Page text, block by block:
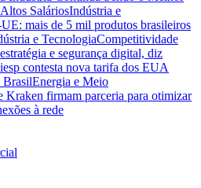
SaláriosIndústria e
mais de 5 mil produtos brasileiros
e TecnologiaCompetitividade
e segurança digital, diz
contesta nova tarifa dos EUA
BrasilEnergia e Meio
Kraken firmam parceria para otimizar
à rede